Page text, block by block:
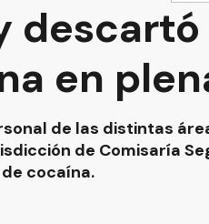
descartó
en
de las distintas
de Comisaría
cocaína.